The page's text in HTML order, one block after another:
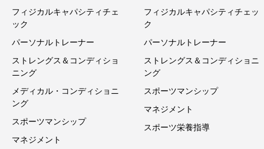
フィジカルキャパシティチェ
ック
パーソナルトレーナー
ストレングス＆コンディショ
ニング
メディカル・コンディショニ
ング
スポーツマンシップ
マネジメント
フィジカルキャパシティチェッ
ク
パーソナルトレーナー
ストレングス＆コンディショニ
ング
スポーツマンシップ
マネジメント
スポーツ栄養指導